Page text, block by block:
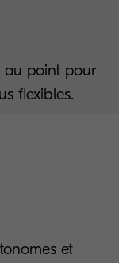
au point pour
flexibles.
et